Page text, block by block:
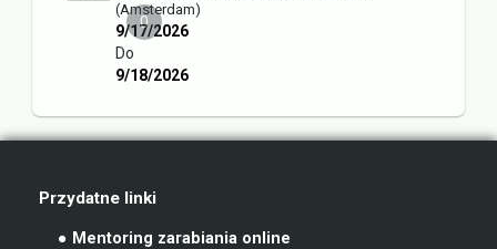
0
(Amsterdam)
9/17/2026
Do
9/18/2026
Przydatne linki
● Mentoring zarabiania online